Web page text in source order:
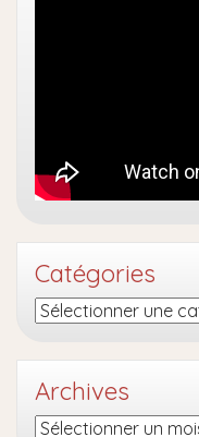
Catégories
Catégories
Archives
Archives